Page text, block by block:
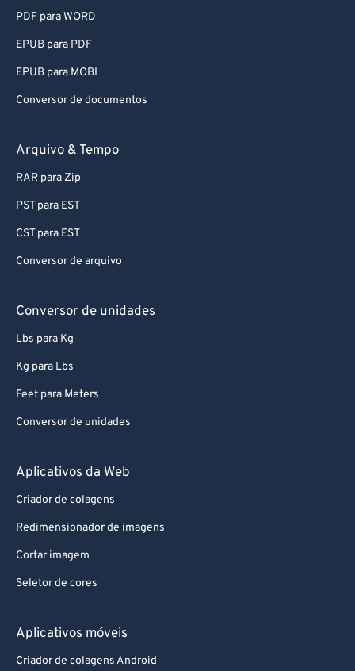
PDF para WORD
EPUB para PDF
EPUB para MOBI
Conversor de documentos
Arquivo & Tempo
RAR para Zip
PST para EST
CST para EST
Conversor de arquivo
Conversor de unidades
Lbs para Kg
Kg para Lbs
Feet para Meters
Conversor de unidades
Aplicativos da Web
Criador de colagens
Redimensionador de imagens
Cortar imagem
Seletor de cores
Aplicativos móveis
Criador de colagens Android